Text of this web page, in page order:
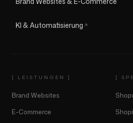
KI & Automatisierung
[ LEISTUNGEN ]
Brand Websites
E-Commerce
[